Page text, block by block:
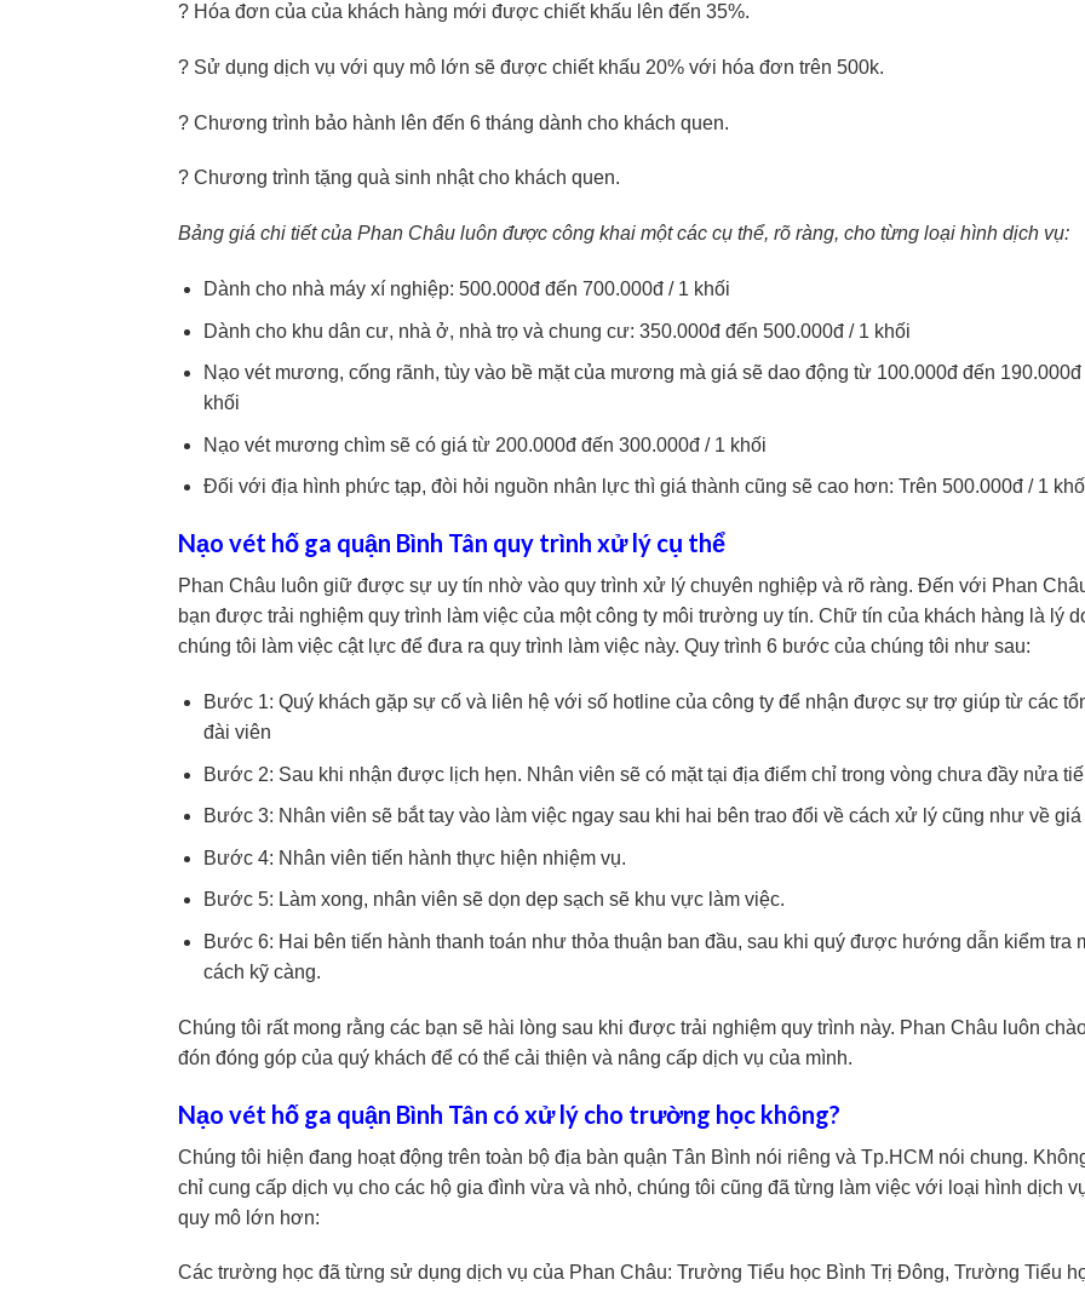
? Hóa đơn của của khách hàng mới được chiết khấu lên đến 35%.
? Sử dụng dịch vụ với quy mô lớn sẽ được chiết khấu 20% với hóa đơn trên 500k.
? Chương trình bảo hành lên đến 6 tháng dành cho khách quen.
? Chương trình tặng quà sinh nhật cho khách quen.
Bảng giá chi tiết của Phan Châu luôn được công khai một các cụ thể, rõ ràng, cho từng loại hình dịch vụ:
Dành cho nhà máy xí nghiệp: 500.000đ đến 700.000đ / 1 khối
Dành cho khu dân cư, nhà ở, nhà trọ và chung cư: 350.000đ đến 500.000đ / 1 khối
Nạo vét mương, cống rãnh, tùy vào bề mặt của mương mà giá sẽ dao động từ 100.000đ đến 190.000đ
khối
Nạo vét mương chìm sẽ có giá từ 200.000đ đến 300.000đ / 1 khối
Đối với địa hình phức tạp, đòi hỏi nguồn nhân lực thì giá thành cũng sẽ cao hơn: Trên 500.000đ / 1
Nạo vét hố ga quận Bình Tân quy trình xử lý cụ thể
Phan Châu luôn giữ được sự uy tín nhờ vào quy trình xử lý chuyên nghiệp và rõ ràng. Đến với Phan
bạn được trải nghiệm quy trình làm việc của một công ty môi trường uy tín. Chữ tín của khách hàng là lý
chúng tôi làm việc cật lực để đưa ra quy trình làm việc này. Quy trình 6 bước của chúng tôi như sau:
Bước 1: Quý khách gặp sự cố và liên hệ với số hotline của công ty để nhận được sự trợ giúp từ các
đài viên
Bước 2: Sau khi nhận được lịch hẹn. Nhân viên sẽ có mặt tại địa điểm chỉ trong vòng chưa đầy nửa
Bước 3: Nhân viên sẽ bắt tay vào làm việc ngay sau khi hai bên trao đổi về cách xử lý cũng như về giá
Bước 4: Nhân viên tiến hành thực hiện nhiệm vụ.
Bước 5: Làm xong, nhân viên sẽ dọn dẹp sạch sẽ khu vực làm việc.
Bước 6: Hai bên tiến hành thanh toán như thỏa thuận ban đầu, sau khi quý được hướng dẫn kiểm tra
cách kỹ càng.
Chúng tôi rất mong rằng các bạn sẽ hài lòng sau khi được trải nghiệm quy trình này. Phan Châu luôn
đón đóng góp của quý khách để có thể cải thiện và nâng cấp dịch vụ của mình.
Nạo vét hố ga quận Bình Tân có xử lý cho trường học không?
Chúng tôi hiện đang hoạt động trên toàn bộ địa bàn quận Tân Bình nói riêng và Tp.HCM nói chung.
chỉ cung cấp dịch vụ cho các hộ gia đình vừa và nhỏ, chúng tôi cũng đã từng làm việc với loại hình dịch
quy mô lớn hơn:
Các trường học đã từng sử dụng dịch vụ của Phan Châu: Trường Tiểu học Bình Trị Đông, Trường Tiểu